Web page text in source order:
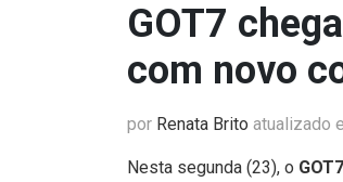
GOT7
com novo
por Renata Brito atualizado
Nesta segunda (23), o GOT7